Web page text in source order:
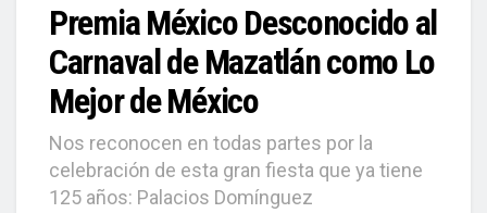
Premia México Desconocido al
Carnaval de Mazatlán como Lo
Mejor de México
Nos reconocen en todas partes por la
celebración de esta gran fiesta que ya tiene
125 años: Palacios Domínguez